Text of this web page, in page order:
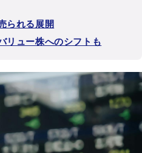
られる展開
リュー株へのシフトも